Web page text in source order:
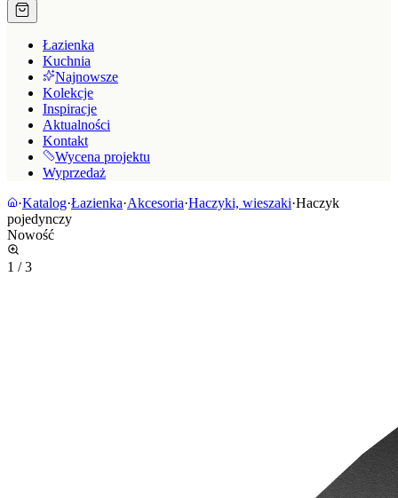
Łazienka
Kuchnia
Najnowsze
Kolekcje
Inspiracje
Aktualności
Kontakt
Wycena projektu
Wyprzedaż
·Katalog·Łazienka·Akcesoria·Haczyki, wieszaki·Haczyk
pojedynczy
Nowość
1 /3